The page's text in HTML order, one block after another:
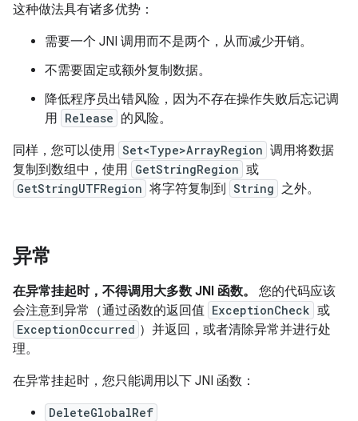
这种做法具有诸多优势：
需要一个 JNI 调用而不是两个，从而减少开销。
不需要固定或额外复制数据。
降低程序员出错风险，因为不存在操作失败后忘记调
用 Release 的风险。
同样，您可以使用 Set<Type>ArrayRegion 调用将数据
复制到数组中，使用 GetStringRegion 或
GetStringUTFRegion 将字符复制到 String 之外。
异常
在异常挂起时，不得调用大多数 JNI 函数。
您的代码应该
会注意到异常（通过函数的返回值 ExceptionCheck 或
ExceptionOccurred ）并返回，或者清除异常并进行处
理。
在异常挂起时，您只能调用以下 JNI 函数：
DeleteGlobalRef